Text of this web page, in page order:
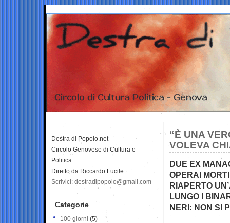
“È UNA
VOLEVA
DUE EX
OPERAI
RIAPERTO
LUNGO I
NERI: NON SI
Destra di Popolo.net
Circolo Genovese di Cultura e
Politica
Diretto da Riccardo Fucile
Scrivici: destradipopolo@gmail.com
Categorie
100 giorni (5)